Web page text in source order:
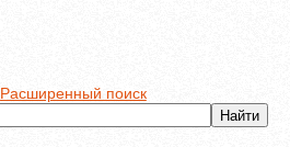
Расширенный поиск